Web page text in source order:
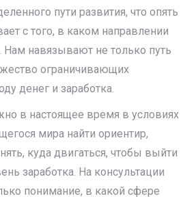
пути развития, что опять
с того, в каком направлении
Нам навязывают не только путь
ограничивающих
денег и заработка.
в настоящее время в условиях
мира найти ориентир,
куда двигаться, чтобы выйти
заработка. На консультации
понимание, в какой сфере